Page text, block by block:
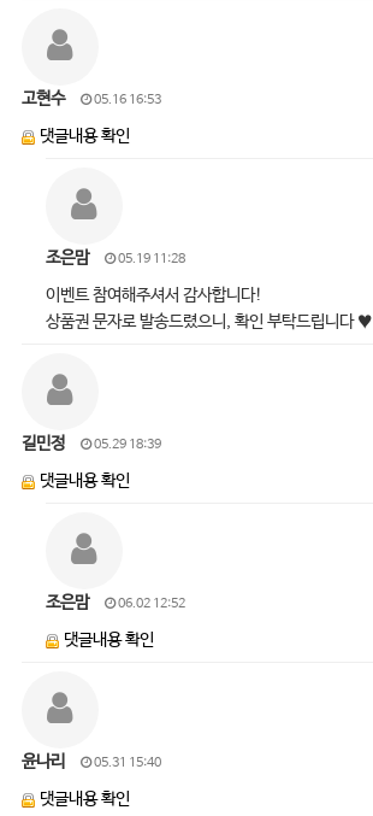
고현수 05.16 16:53
댓글내용 확인
조은맘 05.19 11:28
이벤트 참여해주셔서 감사합니다!
상품권 문자로 발송드렸으니, 확인 부탁드립니다 ♥
길민정 05.29 18:39
댓글내용 확인
조은맘 06.02 12:52
댓글내용 확인
윤나리 05.31 15:40
댓글내용 확인